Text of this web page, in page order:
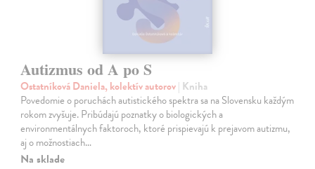
Autizmus od A po S
Ostatníková Daniela, kolektív autorov| Kniha
Povedomie o poruchách autistického spektra sa na Slovensku každým
rokom zvyšuje. Pribúdajú poznatky o biologických a
environmentálnych faktoroch, ktoré prispievajú k prejavom autizmu,
aj o možnostiach…
Na sklade